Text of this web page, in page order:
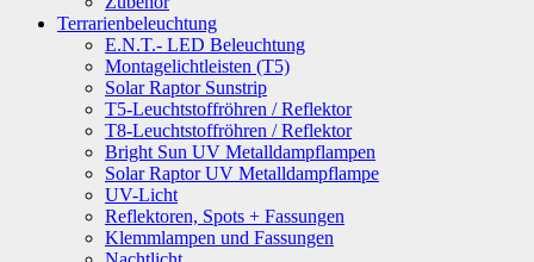
Terrarienbeleuchtung
E.N.T.- LED Beleuchtung
Montagelichtleisten (T5)
Solar Raptor Sunstrip
T5-Leuchtstoffröhren / Reflektor
T8-Leuchtstoffröhren / Reflektor
Bright Sun UV Metalldampflampen
Solar Raptor UV Metalldampflampe
UV-Licht
Reflektoren, Spots + Fassungen
Klemmlampen und Fassungen